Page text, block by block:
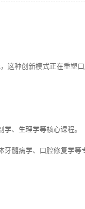
这种创新模式正在重塑口
、生理学等核心课程。
髓病学、口腔修复学等